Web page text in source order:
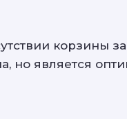
корзины
но является